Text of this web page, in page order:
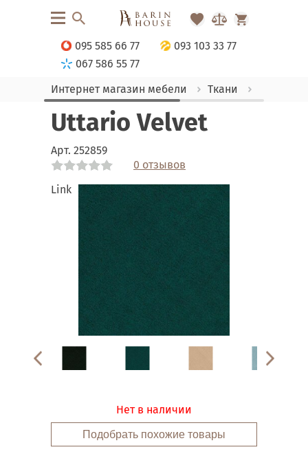
095 585 66 77
093 103 33 77
067 586 55 77
Интернет магазин мебели
Ткани
Uttario Velvet
Арт. 252859
0 отзывов
Link
Link
Link
Link
Link
Link
Link
Link
Link
Link
Link
Link
Нет в наличии
Подобрать похожие товары